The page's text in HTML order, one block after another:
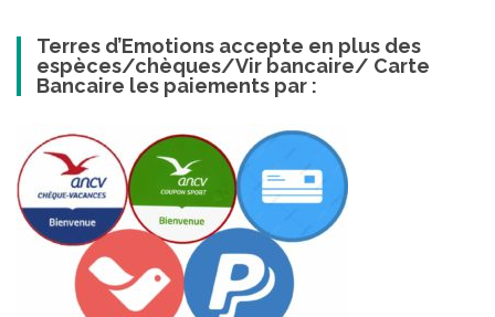
Terres d’Emotions accepte en plus des
espèces/chèques/Vir bancaire/ Carte
Bancaire les paiements par :